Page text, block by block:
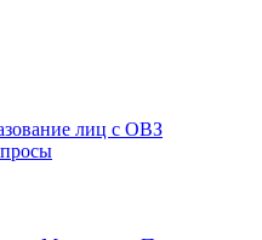
лиц с ОВЗ